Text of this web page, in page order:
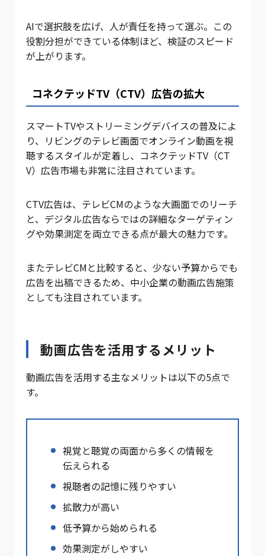
AIで選択肢を広げ、人が責任を持って選ぶ。この
役割分担ができている体制ほど、検証のスピード
が上がります。
コネクテッドTV（CTV）広告の拡大
スマートTVやストリーミングデバイスの普及によ
り、リビングのテレビ画面でオンライン動画を視
聴するスタイルが定着し、コネクテッドTV（CT
V）広告市場も非常に注目されています。
CTV広告は、テレビCMのような大画面でのリーチ
と、デジタル広告ならではの詳細なターゲティン
グや効果測定を両立できる点が最大の魅力です。
またテレビCMと比較すると、少ない予算からでも
広告を出稿できるため、中小企業の動画広告施策
としても注目されています。
動画広告を活用するメリット
動画広告を活用する主なメリットは以下の5点で
す。
視覚と聴覚の両面から多くの情報を
伝えられる
視聴者の記憶に残りやすい
拡散力が高い
低予算から始められる
効果測定がしやすい